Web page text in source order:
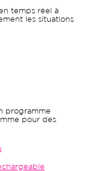
temps réel à
les situations
programme
pour des